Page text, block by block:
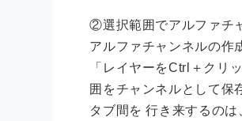
②選択範囲でアルファチ
アルファチャンネルの作
「レイヤーをCtrl＋ク
囲をチャンネルとして保
タブ間を 行き来するのは